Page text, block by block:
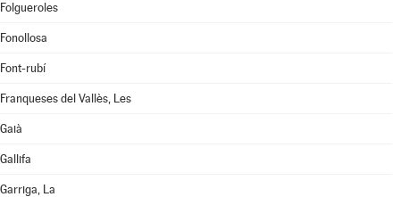
Folgueroles
Fonollosa
Font-rubí
Franqueses del Vallès, Les
Gaià
Gallifa
Garriga, La